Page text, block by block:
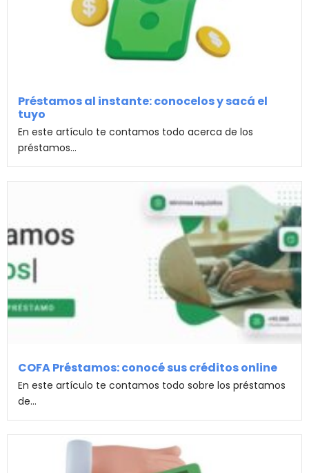
Préstamos al instante: conocelos y sacá el
tuyo
En este artículo te contamos todo acerca de los
préstamos...
COFA Préstamos: conocé sus créditos online
En este artículo te contamos todo sobre los préstamos
de...